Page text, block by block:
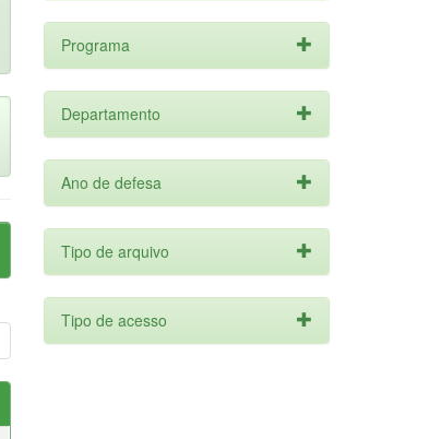
Programa
Departamento
Ano de defesa
Tipo de arquivo
Tipo de acesso